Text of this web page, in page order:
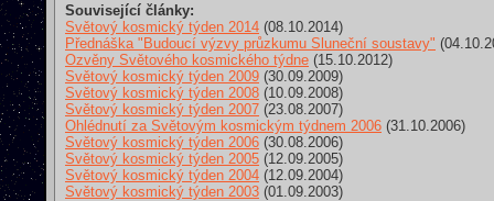
Související články:
Světový kosmický týden 2014 (08.10.2014)
Přednáška "Budoucí výzvy průzkumu Sluneční soustavy"
Ozvěny Světového kosmického týdne (15.10.2012)
Světový kosmický týden 2009 (30.09.2009)
Světový kosmický týden 2008 (10.09.2008)
Světový kosmický týden 2007 (23.08.2007)
Ohlédnutí za Světovým kosmickým týdnem 2006 (31.10.2006)
Světový kosmický týden 2006 (30.08.2006)
Světový kosmický týden 2005 (12.09.2005)
Světový kosmický týden 2004 (12.09.2004)
Světový kosmický týden 2003 (01.09.2003)